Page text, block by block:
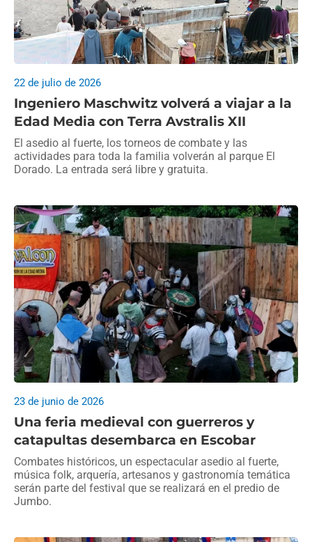
Ingeniero Maschwitz volverá a viajar a la
Edad Media con Terra Avstralis XII
22 de julio de 2026
El asedio al fuerte, los torneos de combate y las
actividades para toda la familia volverán al parque El
Dorado. La entrada será libre y gratuita.
Una feria medieval con guerreros y
catapultas desembarca en Escobar
23 de junio de 2026
Combates históricos, un espectacular asedio al fuerte,
música folk, arquería, artesanos y gastronomía temática
serán parte del festival que se realizará en el predio de
Jumbo.